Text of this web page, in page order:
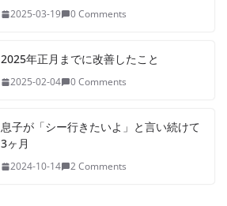
2025-03-19 0 Comments
2025年正月までに改善したこと
2025-02-04 0 Comments
息子が「シー行きたいよ」と言い続けて
3ヶ月
2024-10-14 2 Comments